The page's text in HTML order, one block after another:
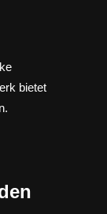
bietet